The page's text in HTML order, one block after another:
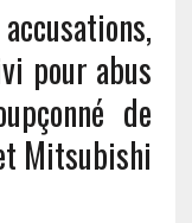
pour abus
de
Mitsubishi